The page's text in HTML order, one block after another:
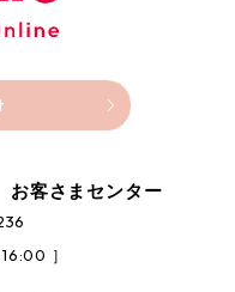
客さまセンター
］